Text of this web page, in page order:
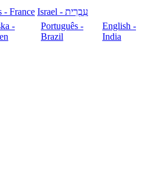
- France
עִבְרִית - Israel
-
Português -
Brazil
English -
India